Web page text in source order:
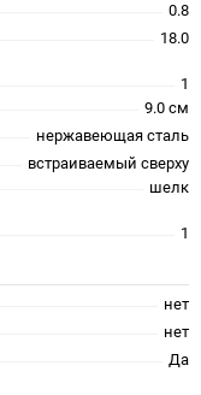
0.8
18.0
1
9.0 см
нержавеющая сталь
встраиваемый сверху
шелк
1
нет
нет
Да